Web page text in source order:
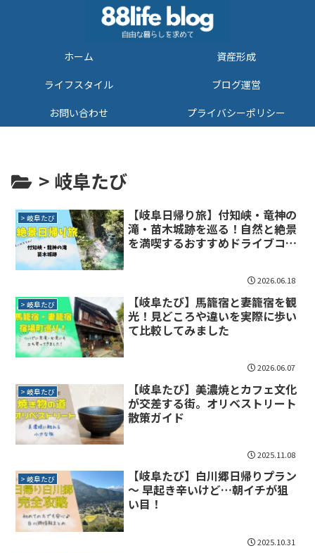
ホーム
資産形成
ライフスタイル
ブログ運営
お問い合わせ
プライバシーポリシー
> 岐阜たび
> 岐阜たび
【岐阜日帰り旅】付知峡・竜神の
滝・苗木城跡を巡る！自然と絶景
を満喫するおすすめドライブコー
2026.06.18
> 岐阜たび
【岐阜たび】馬籠宿と妻籠宿を観
光！見どころや違いを実際に歩い
て比較してみました
2026.06.07
> 岐阜たび
【岐阜たび】美濃焼とカフェ文化
が交差する街。オリベストリート
散策ガイド
2025.11.08
> 岐阜たび
【岐阜たび】白川郷日帰りプラン
〜 早起き辛いけど…朝イチが狙
い目！
2025.10.31